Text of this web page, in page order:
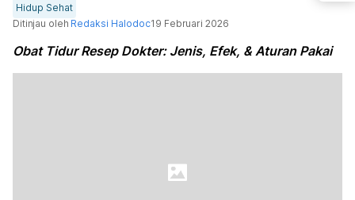
Hidup Sehat
Ditinjau oleh Redaksi Halodoc19 Februari 2026
Obat Tidur Resep Dokter: Jenis, Efek, & Aturan Pakai